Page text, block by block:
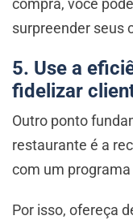
compra, você
surpreender seus
5. Use a
fidelizar
Outro ponto
restaurante é a
com um
Por isso, ofereça